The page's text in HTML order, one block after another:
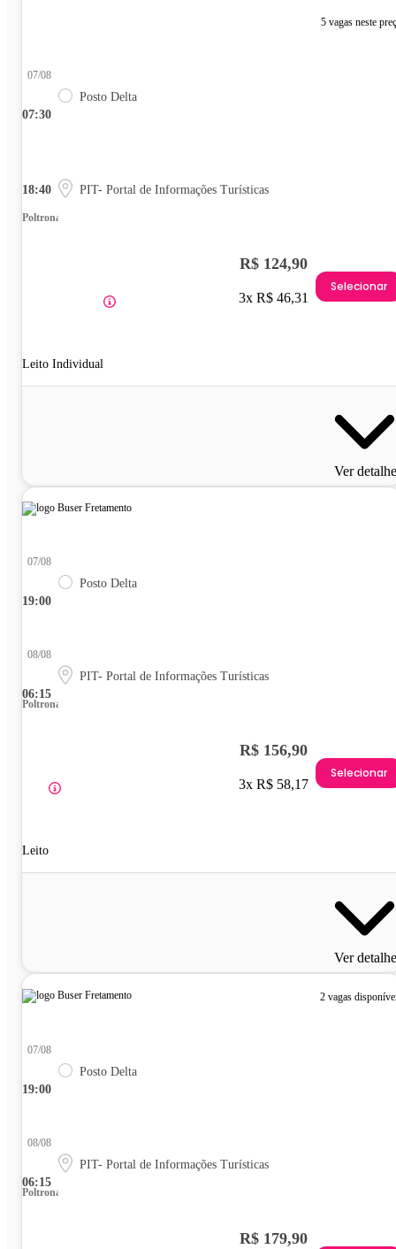
5 vagas neste
07:30
07/08
Posto Delta
18:40 PIT- Portal de Informações Turísticas
Poltrona
Leito Individual
R$ 124,90
3x R$ 46,31
Selecionar
Ver
19:00
07/08
Posto Delta
06:15
08/08
PIT- Portal de Informações Turísticas
Poltrona
Leito
R$ 156,90
3x R$ 58,17
Selecionar
Ver
2 vagas
19:00
07/08
Posto Delta
06:15
08/08
PIT- Portal de Informações Turísticas
Poltrona
R$ 179,90